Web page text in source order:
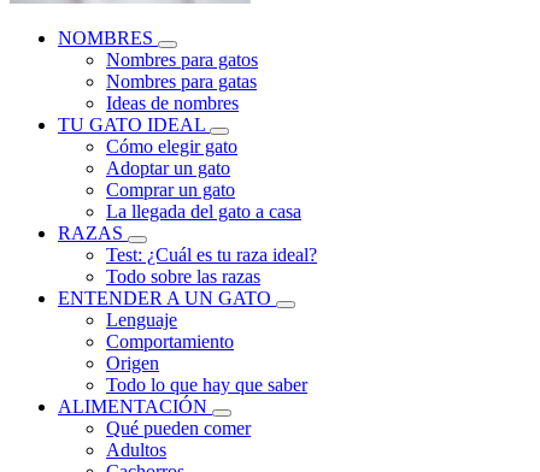
NOMBRES
Nombres para gatos
Nombres para gatas
Ideas de nombres
TU GATO IDEAL
Cómo elegir gato
Adoptar un gato
Comprar un gato
La llegada del gato a casa
RAZAS
Test: ¿Cuál es tu raza ideal?
Todo sobre las razas
ENTENDER A UN GATO
Lenguaje
Comportamiento
Origen
Todo lo que hay que saber
ALIMENTACIÓN
Qué pueden comer
Adultos